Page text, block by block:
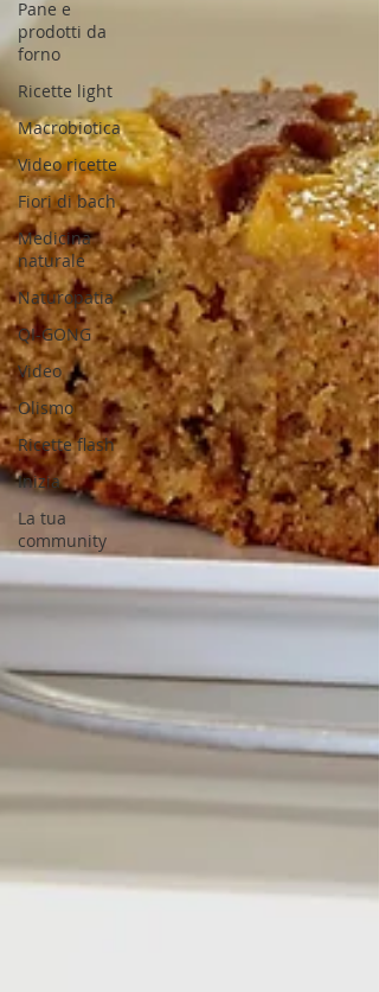
Pane e
prodotti da
forno
Ricette light
Macrobiotica
Video ricette
Fiori di bach
Medicina
naturale
Naturopatia
QI-GONG
Video
Olismo
Ricette flash
Inizia
La tua
community